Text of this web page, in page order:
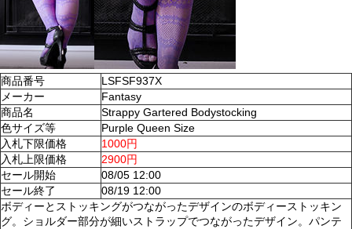
商品番号
LSFSF937X
メーカー
Fantasy
商品名
Strappy Gartered Bodystocking
色サイズ等
Purple Queen Size
入札下限価格
1000円
入札上限価格
2900円
セール開始
08/05 12:00
セール終了
08/19 12:00
ボディーとストッキングがつながったデザインのボディーストッキン
グ。ショルダー部分が細いストラップでつながったデザイン。パンテ